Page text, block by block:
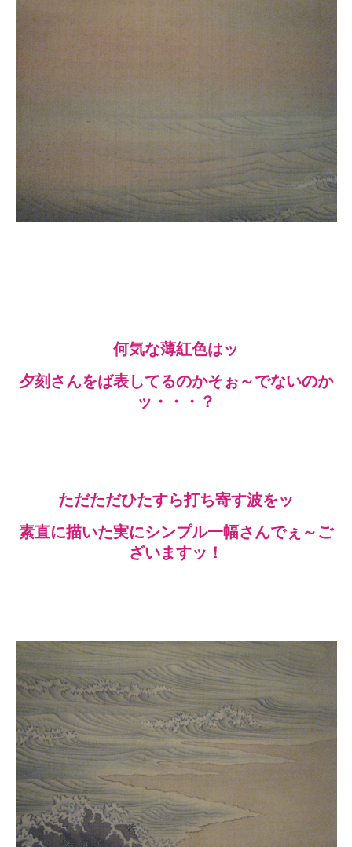
何気な薄紅色はッ
夕刻さんをば表してるのかそぉ～でないのか
ッ・・・？
ただただひたすら打ち寄す波をッ
素直に描いた実にシンプル一幅さんでぇ～ご
ざいますッ！